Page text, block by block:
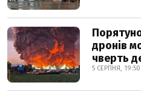
дронів
чверть
5 СЕРПНЯ, 19:50